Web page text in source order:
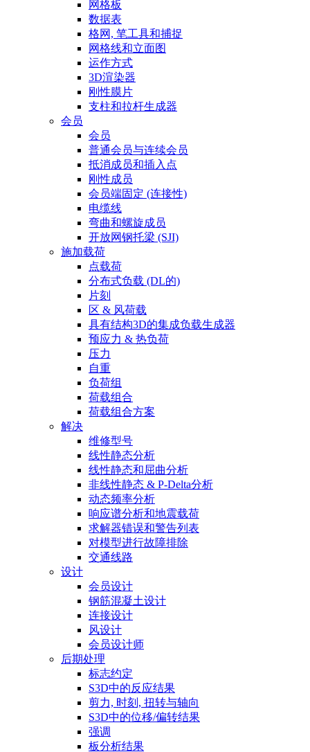
网格板
数据表
格网, 笔工具和捕捉
网格线和立面图
运作方式
3D渲染器
刚性膜片
支柱和拉杆生成器
会员
会员
普通会员与连续会员
抵消成员和插入点
刚性成员
会员端固定 (连接性)
电缆线
弯曲和螺旋成员
开放网钢托梁 (SJI)
施加载荷
点载荷
分布式负载 (DL的)
片刻
区 & 风荷载
具有结构3D的集成负载生成器
预应力 & 热负荷
压力
自重
负荷组
荷载组合
荷载组合方案
解决
维修型号
线性静态分析
线性静态和屈曲分析
非线性静态 & P-Delta分析
动态频率分析
响应谱分析和地震载荷
求解器错误和警告列表
对模型进行故障排除
交通线路
设计
会员设计
钢筋混凝土设计
连接设计
风设计
会员设计师
后期处理
标志约定
S3D中的反应结果
剪力, 时刻, 扭转与轴向
S3D中的位移/偏转结果
强调
板分析结果